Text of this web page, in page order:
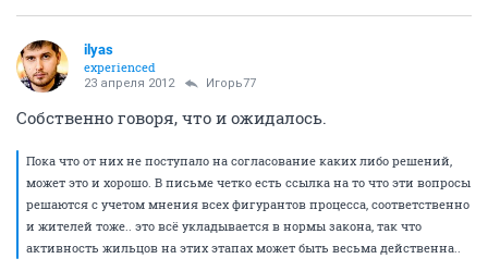
ilyas
experienced
23 апреля 2012 Игорь77
Собственно говоря, что и ожидалось.
Пока что от них не поступало на согласование каких либо решений,
может это и хорошо. В письме четко есть ссылка на то что эти вопросы
решаются с учетом мнения всех фигурантов процесса, соответственно
и жителей тоже.. это всё укладывается в нормы закона, так что
активность жильцов на этих этапах может быть весьма действенна..